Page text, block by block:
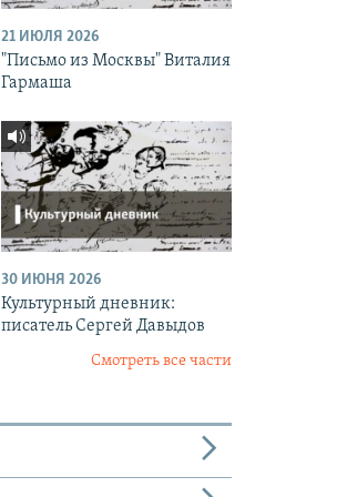
21 ИЮЛЯ 2026
"Письмо из Москвы" Виталия
Гармаша
30 ИЮНЯ 2026
Культурный дневник:
писатель Сергей Давыдов
Смотреть все части